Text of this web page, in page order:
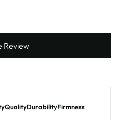
Review
QualityDurabilityFirmness